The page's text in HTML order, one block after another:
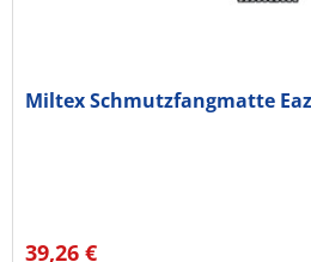
Miltex Schmutzfangmatte
39,26 €